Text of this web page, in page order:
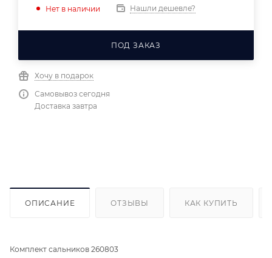
Нет в наличии Нашли дешевле?
ПОД ЗАКАЗ
Хочу в подарок
Самовывоз сегодня
Доставка завтра
ОПИСАНИЕ ОТЗЫВЫ КАК КУПИТЬ
Комплект сальников 260803